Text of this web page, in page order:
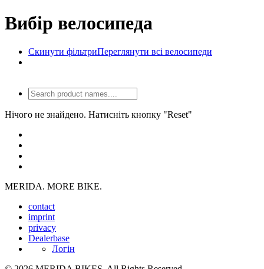
Вибір велосипеда
Скинути фільтриПереглянути всі велосипеди
Нічого не знайдено. Натисніть кнопку "Reset"
MERIDA. MORE BIKE.
contact
imprint
privacy
Dealerbase
Логін